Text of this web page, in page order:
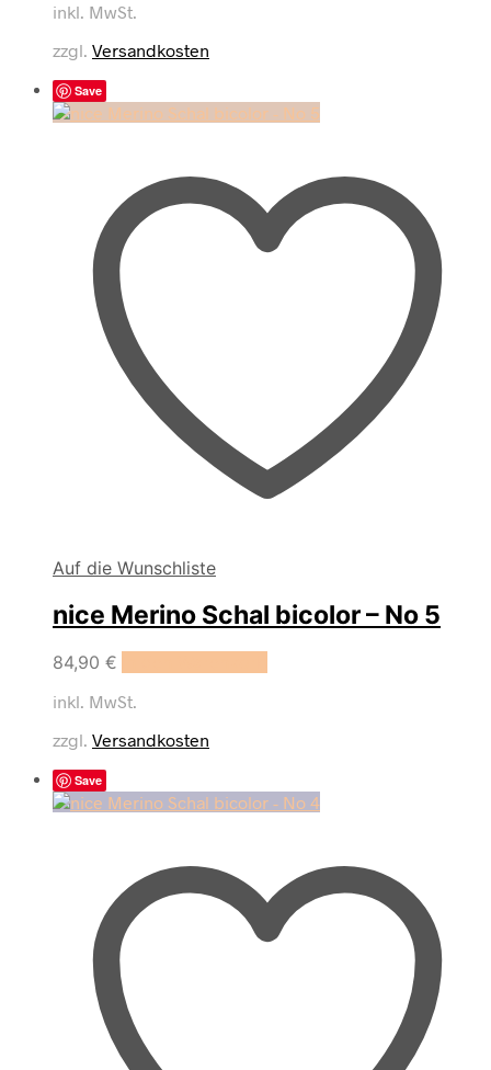
inkl. MwSt.
zzgl. Versandkosten
Save
Auf die Wunschliste
nice Merino Schal bicolor – No 5
84,90 €
inkl. MwSt.
zzgl. Versandkosten
Save